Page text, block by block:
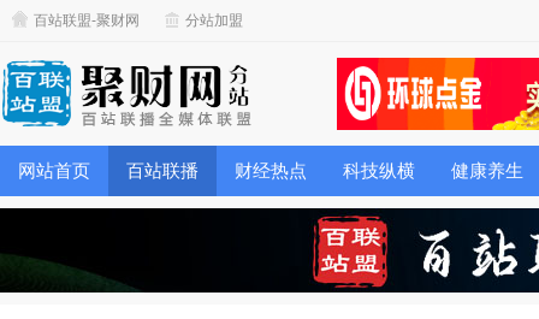
百站联盟-聚财网 分站加盟
网站首页 百站联播 财经热点 科技纵横 健康养生